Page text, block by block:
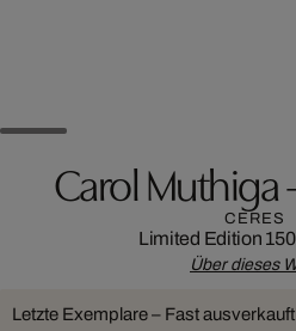
Carol Muthiga
CERES
Limited Edition 150
Über dieses
Letzte Exemplare – Fast